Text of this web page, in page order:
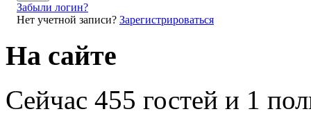
Забыли логин?
Нет учетной записи? Зарегистрироваться
На сайте
Сейчас 455 гостей и 1